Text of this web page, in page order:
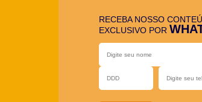
RECEBA NOSSO
EXCLUSIVO POR